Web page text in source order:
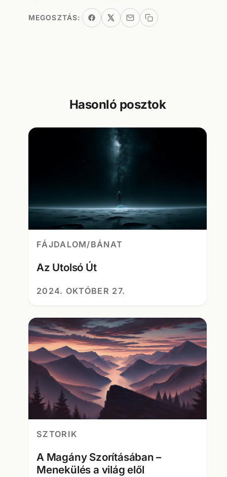
MEGOSZTÁS:
Hasonló posztok
FÁJDALOM/BÁNAT
Az Utolsó Út
2024. OKTÓBER 27.
SZTORIK
A Magány Szorításában –
Menekülés a világ elől